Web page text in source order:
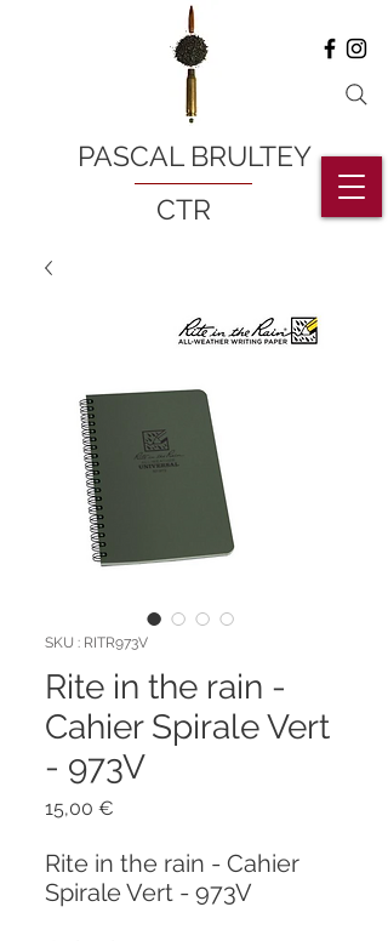
PASCAL BRULTEY
CTR
SKU : RITR973V
Rite in the rain -
Cahier Spirale Vert
- 973V
15,00 €
Rite in the rain - Cahier
Spirale Vert - 973V